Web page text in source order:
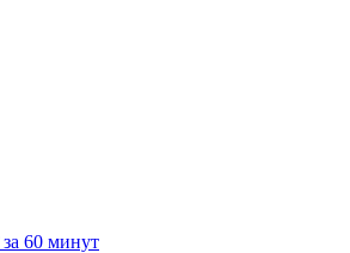
за 60 минут